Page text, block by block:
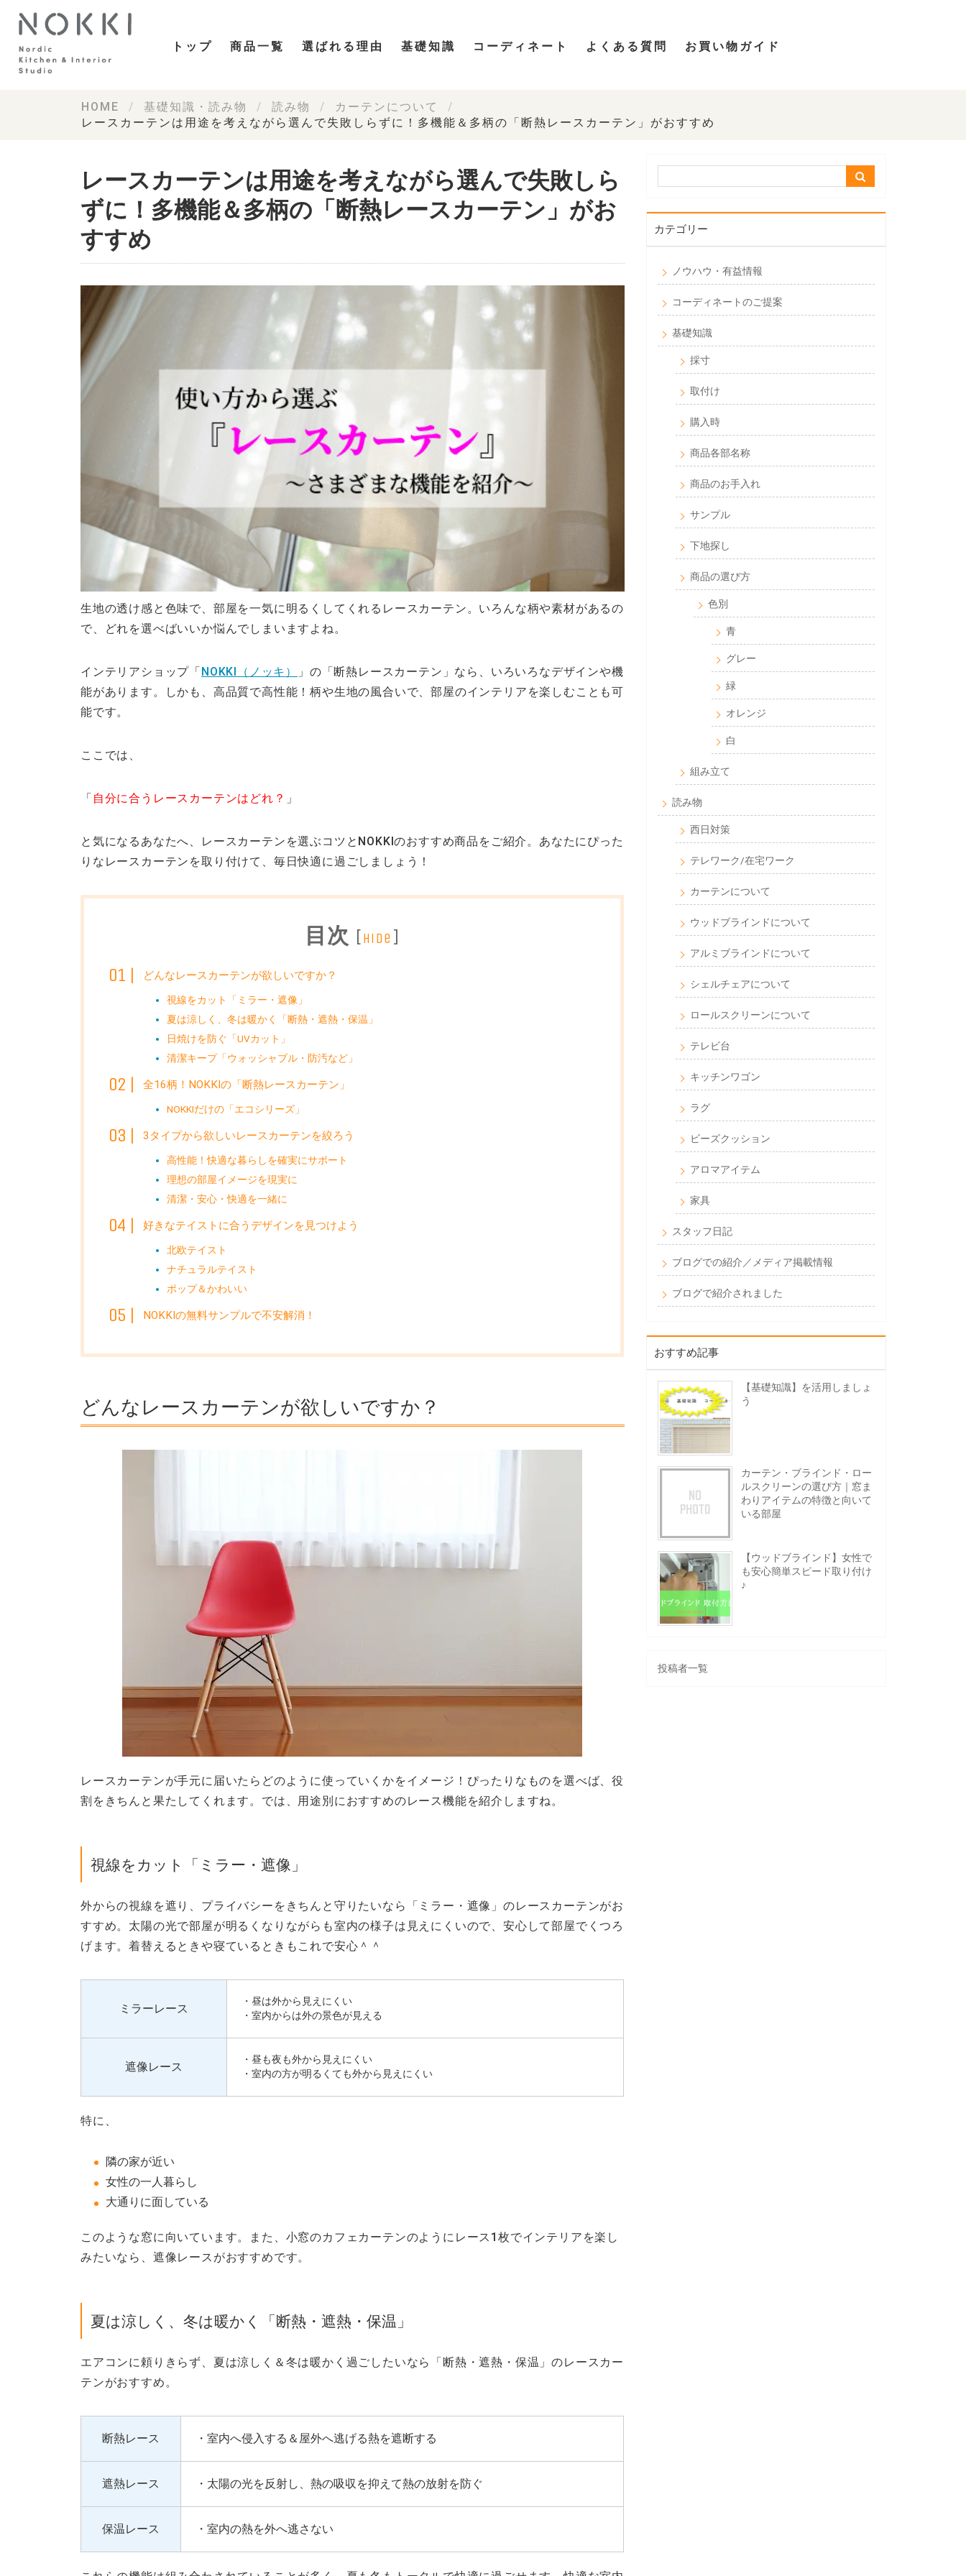
トップ 商品一覧 選ばれる理由 基礎知識 コーディネート よくある質問 お買い物ガイド
HOME 基礎知識・読み物 読み物
カーテンについて
レースカーテンは用途を考えながら選んで失敗しらずに！多機能＆多柄の「断熱レースカーテン」がおすすめ
レースカーテンは用途を考えながら選んで失敗しら
ずに！多機能＆多柄の「断熱レースカーテン」がお
すすめ
生地の透け感と色味で、部屋を一気に明るくしてくれるレースカーテン。いろんな柄や素材があるの
で、どれを選べばいいか悩んでしまいますよね。
インテリアショップ「NOKKI（ノッキ）
」の「断熱レースカーテン」なら、いろいろなデザインや機
能があります。しかも、高品質で高性能！柄や生地の風合いで、部屋のインテリアを楽しむことも可
能です。
ここでは、
「 自分に合うレースカーテンはどれ？ 」
と気になるあなたへ、レースカーテンを選ぶコツとNOKKIのおすすめ商品をご紹介。あなたにぴった
りなレースカーテンを取り付けて、毎日快適に過ごしましょう！
目次 [hide ]
どんなレースカーテンが欲しいですか？
視線をカット「ミラー・遮像」
夏は涼しく、冬は暖かく「断熱・遮熱・保温」
日焼けを防ぐ「UVカット」
清潔キープ「ウォッシャブル・防汚など」
全16柄！NOKKIの「断熱レースカーテン」
NOKKIだけの「エコシリーズ」
3タイプから欲しいレースカーテンを絞ろう
高性能！快適な暮らしを確実にサポート
理想の部屋イメージを現実に
清潔・安心・快適を一緒に
好きなテイストに合うデザインを見つけよう
北欧テイスト
ナチュラルテイスト
ポップ＆かわいい
NOKKIの無料サンプルで不安解消！
どんなレースカーテンが欲しいですか？
レースカーテンが手元に届いたらどのように使っていくかをイメージ！ぴったりなものを選べば、役
割をきちんと果たしてくれます。では、用途別におすすめのレース機能を紹介しますね。
視線をカット「ミラー・遮像」
外からの視線を遮り、プライバシーをきちんと守りたいなら「ミラー・遮像」のレースカーテンがお
すすめ。太陽の光で部屋が明るくなりながらも室内の様子は見えにくいので、安心して部屋でくつろ
げます。着替えるときや寝ているときもこれで安心＾＾
ミラーレース
・昼は外から見えにくい
・室内からは外の景色が見える
遮像レース
・昼も夜も外から見えにくい
・室内の方が明るくても外から見えにくい
特に、
隣の家が近い
女性の一人暮らし
大通りに面している
このような窓に向いています。また、小窓のカフェカーテンのようにレース1枚でインテリアを楽し
みたいなら、遮像レースがおすすめです。
夏は涼しく、冬は暖かく「断熱・遮熱・保温」
エアコンに頼りきらず、夏は涼しく＆冬は暖かく過ごしたいなら「断熱・遮熱・保温」のレースカー
テンがおすすめ。
断熱レース ・室内へ侵入する＆屋外へ逃げる熱を遮断する
遮熱レース ・太陽の光を反射し、熱の吸収を抑えて熱の放射を防ぐ
保温レース ・室内の熱を外へ逃さない
カテゴリー
ノウハウ・有益情報
コーディネートのご提案
基礎知識
採寸
取付け
購入時
商品各部名称
商品のお手入れ
サンプル
下地探し
商品の選び方
色別
青
グレー
緑
オレンジ
白
組み立て
読み物
西日対策
テレワーク/在宅ワーク
カーテンについて
ウッドブラインドについて
アルミブラインドについて
シェルチェアについて
ロールスクリーンについて
テレビ台
キッチンワゴン
ラグ
ビーズクッション
アロマアイテム
家具
スタッフ日記
ブログでの紹介／メディア掲載情報
ブログで紹介されました
おすすめ記事
【基礎知識】を活用しましょ
う
カーテン・ブラインド・ロー
ルスクリーンの選び方｜窓ま
わりアイテムの特徴と向いて
いる部屋
【ウッドブラインド】女性で
も安心簡単スピード取り付け
♪
投稿者一覧